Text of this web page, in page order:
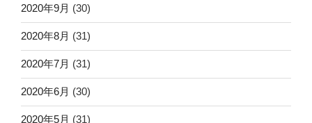
2020年9月 (30)
2020年8月 (31)
2020年7月 (31)
2020年6月 (30)
2020年5月 (31)